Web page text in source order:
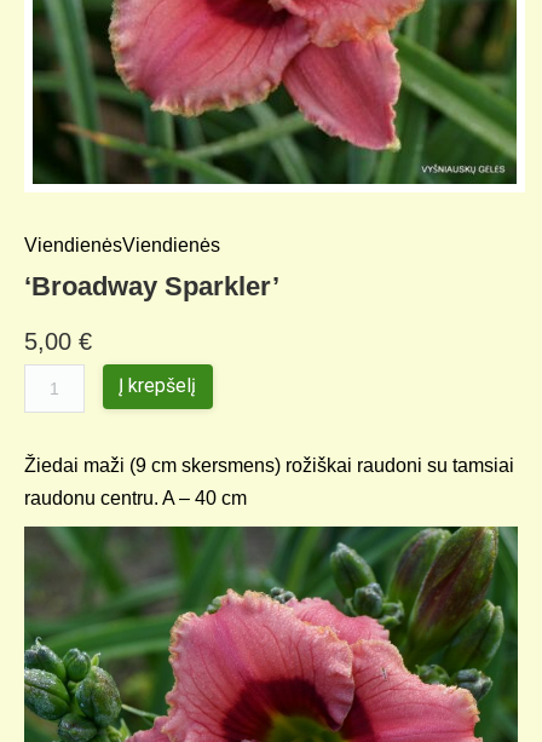
ViendienėsViendienės
‘Broadway Sparkler’
5,00 €
Į krepšelį
Žiedai maži (9 cm skersmens) rožiškai raudoni su tamsiai
raudonu centru. A – 40 cm